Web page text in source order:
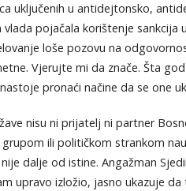
uključenih u antidejtonsko,
pojačala korištenje sankcija
loše pozovu na
Vjerujte mi da znače. Šta
pronaći načine da se one
nisu ni prijatelj ni partner
ili političkom strankom
dalje od istine. Angažman
upravo izložio, jasno ukazuje da